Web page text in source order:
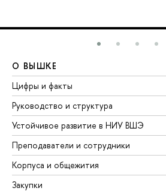
О ВЫШКЕ
Цифры и факты
Руководство и структура
Устойчивое развитие в НИУ ВШЭ
Преподаватели и сотрудники
Корпуса и общежития
Закупки